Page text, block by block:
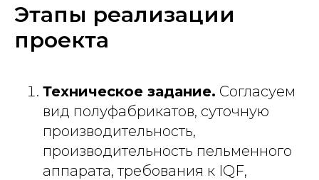
Этапы реализации
проекта
Техническое задание. Согласуем
вид полуфабрикатов, суточную
производительность,
производительность пельменного
аппарата, требования к IQF,